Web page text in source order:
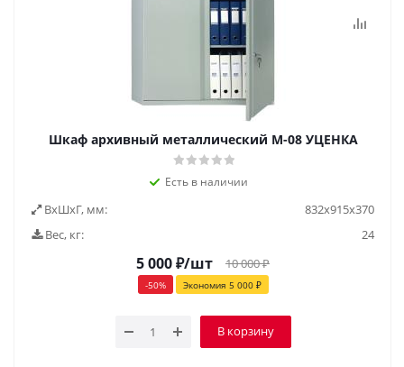
Шкаф архивный металлический М-08 УЦЕНКА
Есть в наличии
ВxШxГ, мм:
832х915х370
Вес, кг:
24
5 000₽/шт 10 000₽
-50% Экономия 5 000₽
В корзину